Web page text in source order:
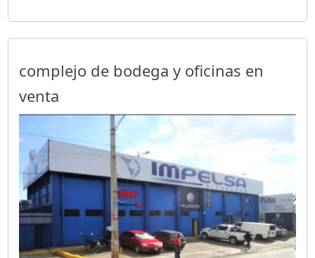
complejo de bodega y oficinas en
venta